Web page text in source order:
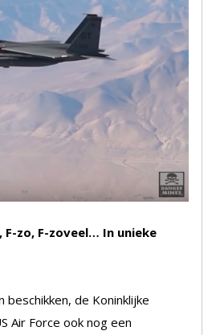
F-zo, F-zoveel… In unieke
de Koninklijke
Air Force ook nog een